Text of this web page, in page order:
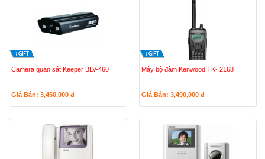
Camera quan sát Keeper BLV-460
Giá Bán: 3,450,000 đ
Máy bộ đàm Kenwood TK- 2168
Giá Bán: 3,490,000 đ